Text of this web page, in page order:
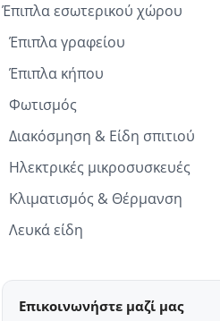
Έπιπλα εσωτερικού χώρου
Έπιπλα γραφείου
Έπιπλα κήπου
Φωτισμός
Διακόσμηση & Είδη σπιτιού
Ηλεκτρικές μικροσυσκευές
Κλιματισμός & Θέρμανση
Λευκά είδη
Επικοινωνήστε μαζί μας